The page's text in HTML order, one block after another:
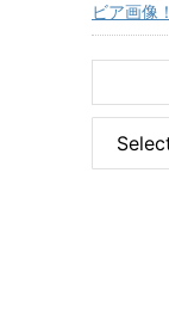
ビア画像！